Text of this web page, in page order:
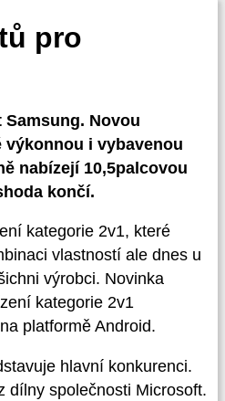
pro
Novou
výkonnou i vybavenou
nabízejí 10,5palcovou
končí.
kategorie 2v1, které
vlastností ale dnes u
výrobci. Novinka
kategorie 2v1
platformě Android.
hlavní konkurenci.
dílny společnosti Microsoft.